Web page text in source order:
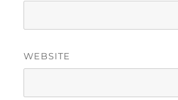
WEBSITE